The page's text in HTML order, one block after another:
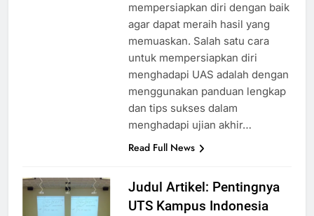
mempersiapkan diri dengan baik
agar dapat meraih hasil yang
memuaskan. Salah satu cara
untuk mempersiapkan diri
menghadapi UAS adalah dengan
menggunakan panduan lengkap
dan tips sukses dalam
menghadapi ujian akhir…
Read Full News
Judul Artikel: Pentingnya
UTS Kampus Indonesia